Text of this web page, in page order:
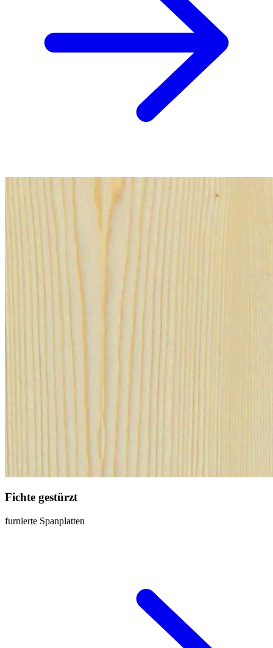
Fichte gestürzt
furnierte Spanplatten